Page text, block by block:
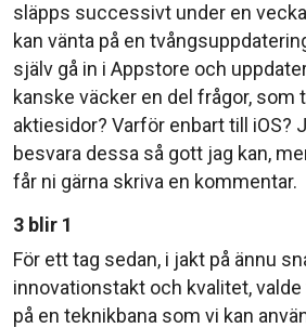
släpps successivt under en
kan vänta på en
själv gå in i Appstore och
kanske väcker en del frågor, som
aktiesidor? Varför enbart till iOS?
besvara dessa så gott jag kan,
får ni gärna skriva en kommentar.
3 blir 1
För ett tag sedan, i jakt på ännu
innovationstakt och kvalitet,
på en teknikbana som vi kan